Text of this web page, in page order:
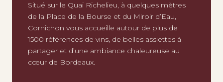
Situé sur le Quai Richelieu, à quelques mètres
de la Place de la Bourse et du Miroir d’Eau,
Cornichon vous accueille autour de plus de
1500 références de vins, de belles assiettes à
partager et d’une ambiance chaleureuse au
cœur de Bordeaux.